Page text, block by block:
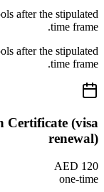
after the stipulated
time frame.
after the stipulated
time frame.
(visa
renewal)
AED 120
one-time